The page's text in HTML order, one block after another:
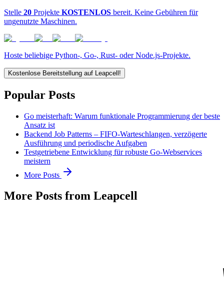
Stelle 20 Projekte KOSTENLOS bereit. Keine Gebühren für
ungenutzte Maschinen.
Hoste beliebige Python-, Go-, Rust- oder Node.js-Projekte.
Kostenlose Bereitstellung auf Leapcell!
Popular Posts
Go meisterhaft: Warum funktionale Programmierung der beste
Ansatz ist
Backend Job Patterns – FIFO-Warteschlangen, verzögerte
Ausführung und periodische Aufgaben
Testgetriebene Entwicklung für robuste Go-Webservices
meistern
More Posts
More Posts from Leapcell